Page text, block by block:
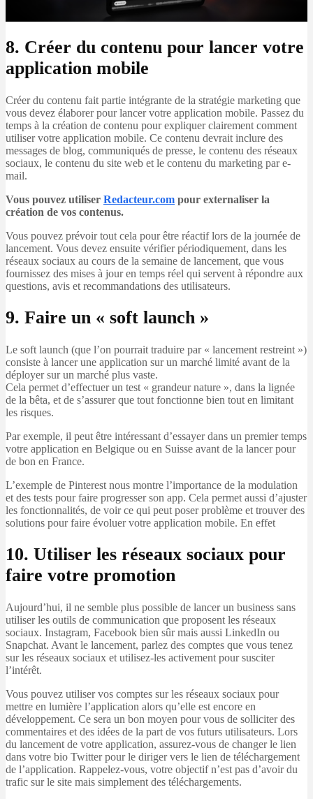
8. Créer du contenu pour lancer votre
application mobile
Créer du contenu fait partie intégrante de la stratégie marketing que
vous devez élaborer pour lancer votre application mobile. Passez du
temps à la création de contenu pour expliquer clairement comment
utiliser votre application mobile. Ce contenu devrait inclure des
messages de blog, communiqués de presse, le contenu des réseaux
sociaux, le contenu du site web et le contenu du marketing par e-
mail.
Vous pouvez utiliser Redacteur.com pour externaliser la
création de vos contenus.
Vous pouvez prévoir tout cela pour être réactif lors de la journée de
lancement. Vous devez ensuite vérifier périodiquement, dans les
réseaux sociaux au cours de la semaine de lancement, que vous
fournissez des mises à jour en temps réel qui servent à répondre aux
questions, avis et recommandations des utilisateurs.
9. Faire un « soft launch »
Le soft launch (que l’on pourrait traduire par « lancement restreint »)
consiste à lancer une application sur un marché limité avant de la
déployer sur un marché plus vaste.
Cela permet d’effectuer un test « grandeur nature », dans la lignée
de la bêta, et de s’assurer que tout fonctionne bien tout en limitant
les risques.
Par exemple, il peut être intéressant d’essayer dans un premier temps
votre application en Belgique ou en Suisse avant de la lancer pour
de bon en France.
L’exemple de Pinterest nous montre l’importance de la modulation
et des tests pour faire progresser son app. Cela permet aussi d’ajuster
les fonctionnalités, de voir ce qui peut poser problème et trouver des
solutions pour faire évoluer votre application mobile. En effet
10. Utiliser les réseaux sociaux pour
faire votre promotion
Aujourd’hui, il ne semble plus possible de lancer un business sans
utiliser les outils de communication que proposent les réseaux
sociaux. Instagram, Facebook bien sûr mais aussi LinkedIn ou
Snapchat. Avant le lancement, parlez des comptes que vous tenez
sur les réseaux sociaux et utilisez-les activement pour susciter
l’intérêt.
Vous pouvez utiliser vos comptes sur les réseaux sociaux pour
mettre en lumière l’application alors qu’elle est encore en
développement. Ce sera un bon moyen pour vous de solliciter des
commentaires et des idées de la part de vos futurs utilisateurs. Lors
du lancement de votre application, assurez-vous de changer le lien
dans votre bio Twitter pour le diriger vers le lien de téléchargement
de l’application. Rappelez-vous, votre objectif n’est pas d’avoir du
trafic sur le site mais simplement des téléchargements.